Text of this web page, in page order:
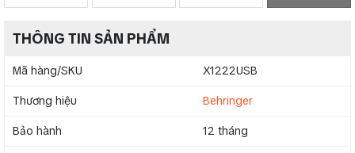
THÔNG TIN SẢN PHẨM
Mã hàng/SKU X1222USB
Thương hiệu Behringer
Bảo hành 12 tháng